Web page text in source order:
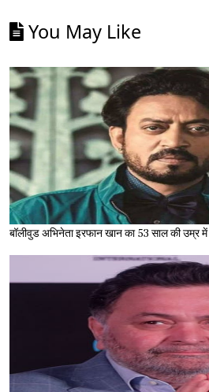
You May Like
बॉलीवुड अभिनेता इरफान खान का 53 साल की उम्र